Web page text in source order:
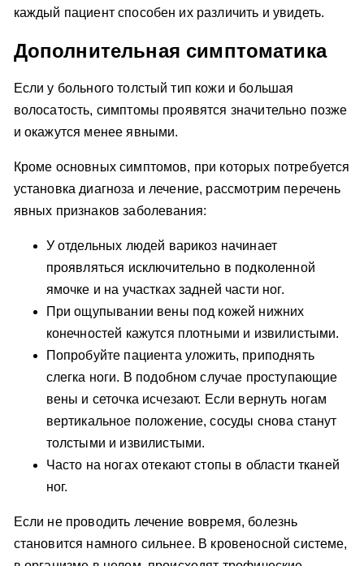
каждый пациент способен их различить и увидеть.
Дополнительная симптоматика
Если у больного толстый тип кожи и большая
волосатость, симптомы проявятся значительно позже
и окажутся менее явными.
Кроме основных симптомов, при которых потребуется
установка диагноза и лечение, рассмотрим перечень
явных признаков заболевания:
У отдельных людей варикоз начинает
проявляться исключительно в подколенной
ямочке и на участках задней части ног.
При ощупывании вены под кожей нижних
конечностей кажутся плотными и извилистыми.
Попробуйте пациента уложить, приподнять
слегка ноги. В подобном случае проступающие
вены и сеточка исчезают. Если вернуть ногам
вертикальное положение, сосуды снова станут
толстыми и извилистыми.
Часто на ногах отекают стопы в области тканей
ног.
Если не проводить лечение вовремя, болезнь
становится намного сильнее. В кровеносной системе,